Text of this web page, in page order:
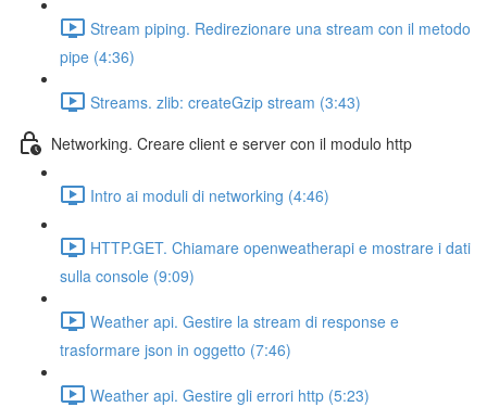
Stream piping. Redirezionare una stream con il metodo
pipe (4:36)
Streams. zlib: createGzip stream (3:43)
Networking. Creare client e server con il modulo http
Intro ai moduli di networking (4:46)
HTTP.GET. Chiamare openweatherapi e mostrare i dati
sulla console (9:09)
Weather api. Gestire la stream di response e
trasformare json in oggetto (7:46)
Weather api. Gestire gli errori http (5:23)